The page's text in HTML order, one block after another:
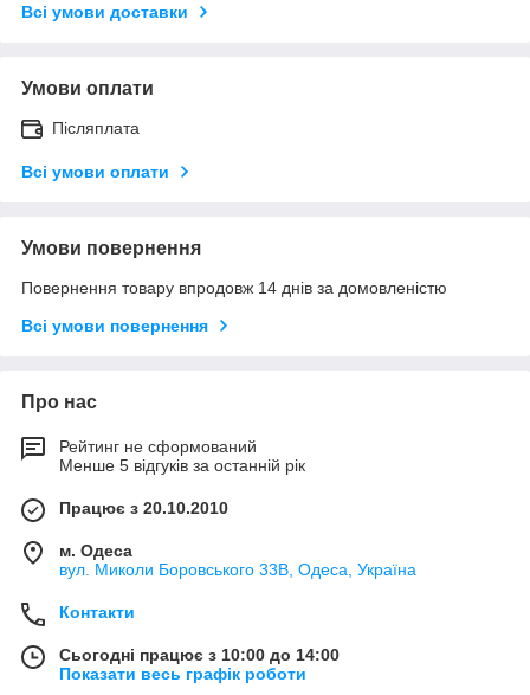
Всі умови доставки
Умови оплати
Післяплата
Всі умови оплати
Умови повернення
Повернення товару впродовж 14 днів за домовленістю
Всі умови повернення
Про нас
Рейтинг не сформований
Менше 5 відгуків за останній рік
Працює з 20.10.2010
м. Одеса
вул. Миколи Боровського 33В, Одеса, Україна
Контакти
Сьогодні працює з 10:00 до 14:00
Показати весь графік роботи